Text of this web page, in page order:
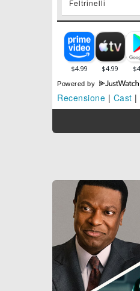
Feltrinelli
Powered by
Recensione | Cast |